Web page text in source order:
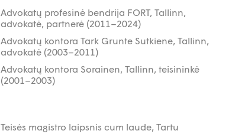
Advokatų profesinė bendrija FORT, Tallinn,
advokatė, partnerė (2011–2024)
Advokatų kontora Tark Grunte Sutkiene, Tallinn,
advokatė (2003–2011)
Advokatų kontora Sorainen, Tallinn, teisininkė
(2001–2003)
Teisės magistro laipsnis cum laude, Tartu